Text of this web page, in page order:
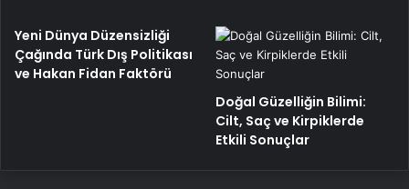
Yeni Dünya Düzensizliği
Çağında Türk Dış Politikası
ve Hakan Fidan Faktörü
Doğal Güzelliğin Bilimi:
Cilt, Saç ve Kirpiklerde
Etkili Sonuçlar